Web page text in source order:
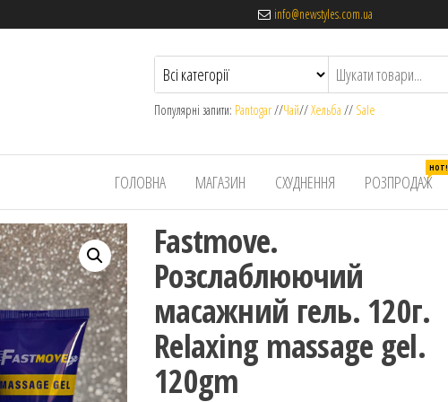
info@newstyles.com.ua
Популярні запити: Pantogar//Чай//Хельба // Sale
ГОЛОВНА МАГАЗИН СХУДНЕННЯ РОЗПРОДАЖ
HOT!
Fastmove.
Розслаблюючий
масажний гель. 120г.
Relaxing massage gel.
120gm